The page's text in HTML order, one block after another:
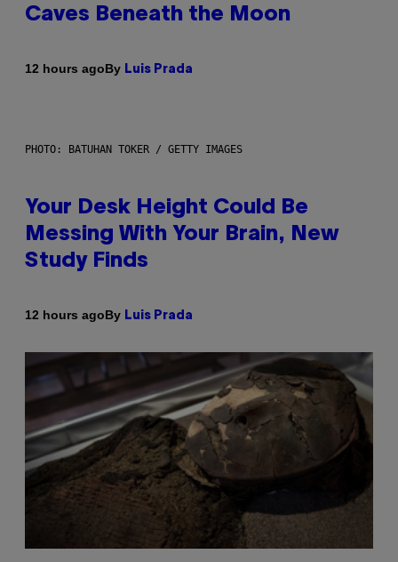
Caves Beneath the Moon
12 hours agoBy Luis Prada
PHOTO: BATUHAN TOKER / GETTY IMAGES
Your Desk Height Could Be
Messing With Your Brain, New
Study Finds
12 hours agoBy Luis Prada